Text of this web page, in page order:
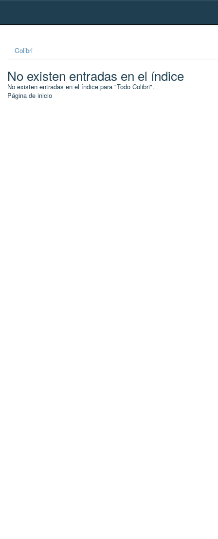
Skip
Colibri
No existen entradas en el índice
No existen entradas en el índice para "Todo Colibri".
Página de inicio